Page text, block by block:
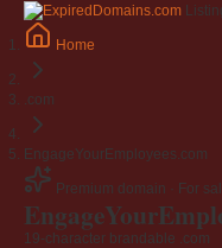
Home
.com
EngageYourEmployees.com
Premium domain · For
EngageYour
19-character brandable .com